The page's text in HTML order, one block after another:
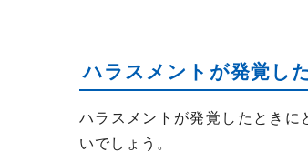
ハラスメントが発覚し
ハラスメントが発覚したときに
いでしょう。